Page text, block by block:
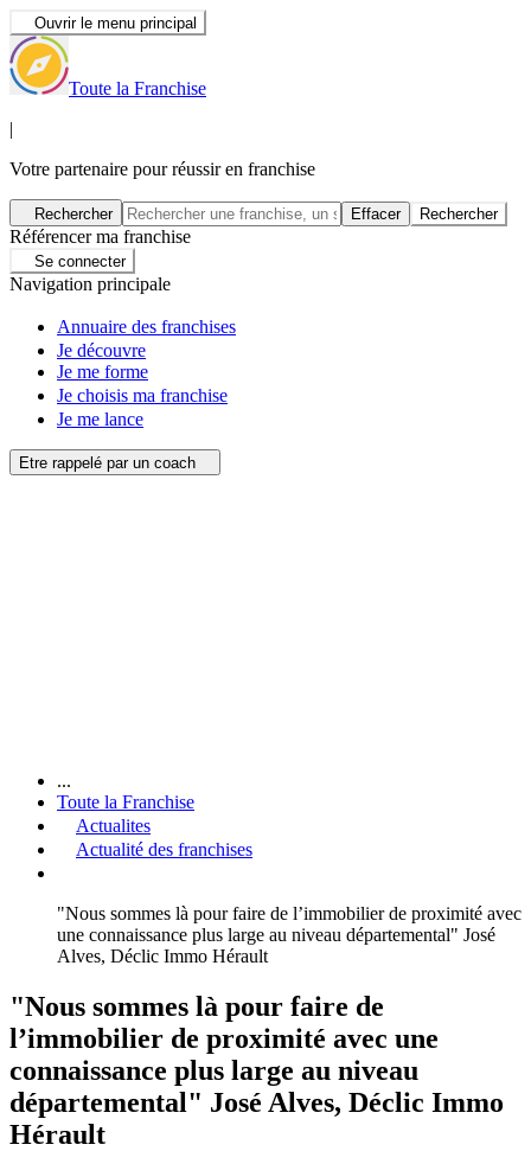
Ouvrir le menu principal
Toute la Franchise
|
Votre partenaire pour réussir en franchise
Rechercher Effacer Rechercher
Référencer ma franchise
Se connecter
Navigation principale
Annuaire des franchises
Je découvre
Je me forme
Je choisis ma franchise
Je me lance
Etre rappelé par un coach
...
Toute la Franchise
Actualites
Actualité des franchises
"Nous sommes là pour faire de l’immobilier de proximité avec
une connaissance plus large au niveau départemental" José
Alves, Déclic Immo Hérault
"Nous sommes là pour faire de
l’immobilier de proximité avec une
connaissance plus large au niveau
départemental" José Alves, Déclic Immo
Hérault